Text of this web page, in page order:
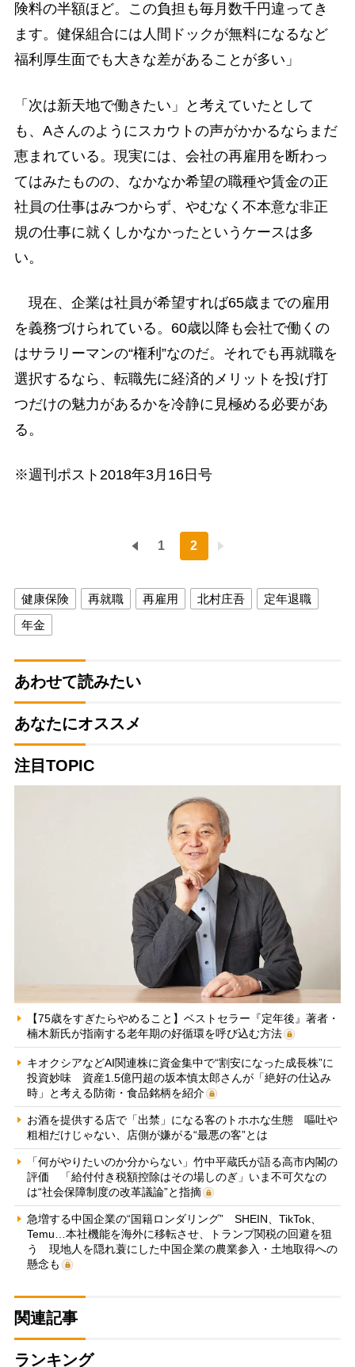
険料の半額ほど。この負担も毎月数千円違ってき
ます。健保組合には人間ドックが無料になるなど
福利厚生面でも大きな差があることが多い」
「次は新天地で働きたい」と考えていたとして
も、Aさんのようにスカウトの声がかかるならまだ
恵まれている。現実には、会社の再雇用を断わっ
てはみたものの、なかなか希望の職種や賃金の正
社員の仕事はみつからず、やむなく不本意な非正
規の仕事に就くしかなかったというケースは多
い。
現在、企業は社員が希望すれば65歳までの雇用
を義務づけられている。60歳以降も会社で働くの
はサラリーマンの“権利”なのだ。それでも再就職を
選択するなら、転職先に経済的メリットを投げ打
つだけの魅力があるかを冷静に見極める必要があ
る。
※週刊ポスト2018年3月16日号
1 2
健康保険 再就職 再雇用 北村庄吾
定年退職
年金
あわせて読みたい
あなたにオススメ
注目TOPIC
【75歳をすぎたらやめること】ベストセラー『定年後』著者・
楠木新氏が指南する老年期の好循環を呼び込む方法
キオクシアなどAI関連株に資金集中で“割安になった成長株”に
投資妙味 資産1.5億円超の坂本慎太郎さんが「絶好の仕込み
時」と考える防衛・食品銘柄を紹介
お酒を提供する店で「出禁」になる客のトホホな生態 嘔吐や
粗相だけじゃない、店側が嫌がる“最悪の客”とは
「何がやりたいのか分からない」竹中平蔵氏が語る高市内閣の
評価 「給付付き税額控除はその場しのぎ」いま不可欠なの
は“社会保障制度の改革議論”と指摘
急増する中国企業の“国籍ロンダリング” SHEIN、TikTok、
Temu…本社機能を海外に移転させ、トランプ関税の回避を狙
う 現地人を隠れ蓑にした中国企業の農業参入・土地取得への
懸念も
関連記事
ランキング